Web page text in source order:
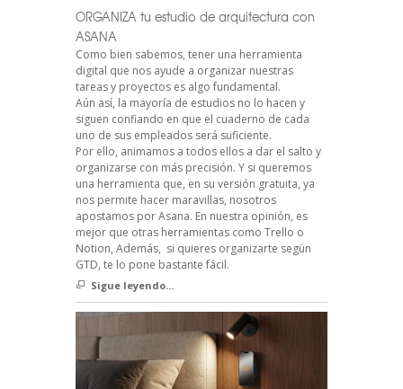
ORGANIZA tu estudio de arquitectura con
ASANA
Como bien sabemos, tener una herramienta
digital que nos ayude a organizar nuestras
tareas y proyectos es algo fundamental.
Aún así, la mayoría de estudios no lo hacen y
siguen confiando en que el cuaderno de cada
uno de sus empleados será suficiente.
Por ello, animamos a todos ellos a dar el salto y
organizarse con más precisión. Y si queremos
una herramienta que, en su versión gratuita, ya
nos permite hacer maravillas, nosotros
apostamos por Asana. En nuestra opinión, es
mejor que otras herramientas como Trello o
Notion, Además, si quieres organizarte según
GTD, te lo pone bastante fácil.
Sigue leyendo...